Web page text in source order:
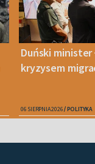
Duński minister
kryzysem
06 SIERPNIA 2026 POLITYKA